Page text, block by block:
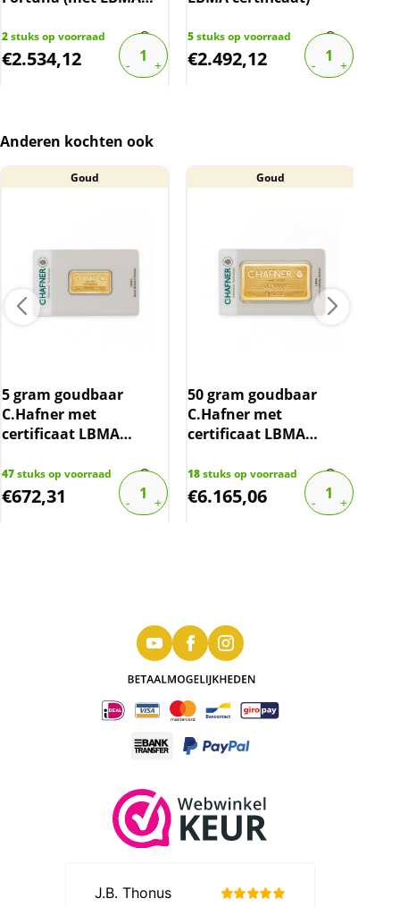
2stuks op voorraad
€2.534,12
5stuks op voorraad
€2.492,12
Anderen kochten ook
Goud
5 gram goudbaar
C.Hafner met
certificaat LBMA
47stuks op voorraad
€672,31
Goud
50 gram goudbaar
C.Hafner met
certificaat LBMA
18stuks op voorraad
€6.165,06